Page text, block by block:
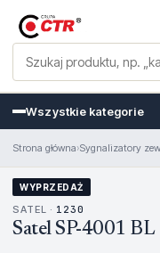
Wszystkie kategorie
Strona główna›Sygnalizatory
WYPRZEDAŻ
SATEL · 1230
Satel SP-4001 BL